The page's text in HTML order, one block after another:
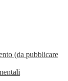
(da pubblicare